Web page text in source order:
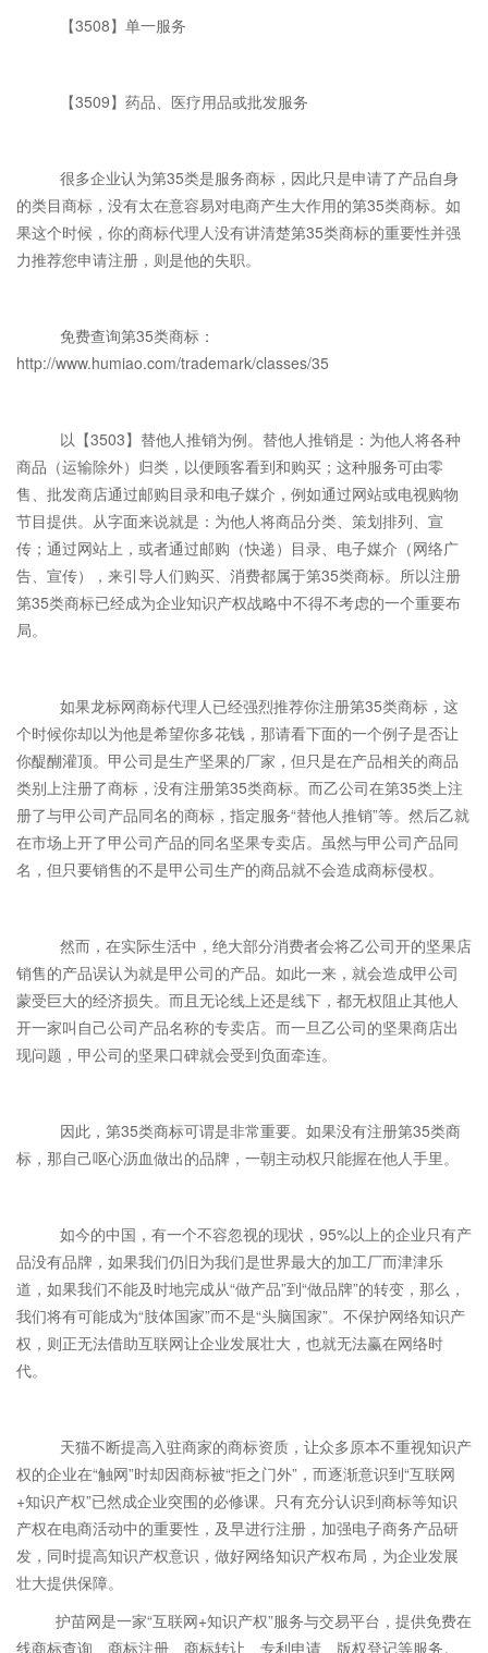
【3508】单一服务
【3509】药品、医疗用品或批发服务
很多企业认为第35类是服务商标，因此只是申请了产品自身
的类目商标，没有太在意容易对电商产生大作用的第35类商标。如
果这个时候，你的商标代理人没有讲清楚第35类商标的重要性并强
力推荐您申请注册，则是他的失职。
免费查询第35类商标：
http://www.humiao.com/trademark/classes/35
以【3503】替他人推销为例。替他人推销是：为他人将各种
商品（运输除外）归类，以便顾客看到和购买；这种服务可由零
售、批发商店通过邮购目录和电子媒介，例如通过网站或电视购物
节目提供。从字面来说就是：为他人将商品分类、策划排列、宣
传；通过网站上，或者通过邮购（快递）目录、电子媒介（网络广
告、宣传），来引导人们购买、消费都属于第35类商标。所以注册
第35类商标已经成为企业知识产权战略中不得不考虑的一个重要布
局。
如果龙标网商标代理人已经强烈推荐你注册第35类商标，这
个时候你却以为他是希望你多花钱，那请看下面的一个例子是否让
你醍醐灌顶。甲公司是生产坚果的厂家，但只是在产品相关的商品
类别上注册了商标，没有注册第35类商标。而乙公司在第35类上注
册了与甲公司产品同名的商标，指定服务“替他人推销”等。然后乙就
在市场上开了甲公司产品的同名坚果专卖店。虽然与甲公司产品同
名，但只要销售的不是甲公司生产的商品就不会造成商标侵权。
然而，在实际生活中，绝大部分消费者会将乙公司开的坚果店
销售的产品误认为就是甲公司的产品。如此一来，就会造成甲公司
蒙受巨大的经济损失。而且无论线上还是线下，都无权阻止其他人
开一家叫自己公司产品名称的专卖店。而一旦乙公司的坚果商店出
现问题，甲公司的坚果口碑就会受到负面牵连。
因此，第35类商标可谓是非常重要。如果没有注册第35类商
标，那自己呕心沥血做出的品牌，一朝主动权只能握在他人手里。
如今的中国，有一个不容忽视的现状，95%以上的企业只有产
品没有品牌，如果我们仍旧为我们是世界最大的加工厂而津津乐
道，如果我们不能及时地完成从“做产品”到“做品牌”的转变，那么，
我们将有可能成为“肢体国家”而不是“头脑国家”。不保护网络知识产
权，则正无法借助互联网让企业发展壮大，也就无法赢在网络时
代。
天猫不断提高入驻商家的商标资质，让众多原本不重视知识产
权的企业在“触网”时却因商标被“拒之门外”，而逐渐意识到“互联网
+知识产权”已然成企业突围的必修课。只有充分认识到商标等知识
产权在电商活动中的重要性，及早进行注册，加强电子商务产品研
发，同时提高知识产权意识，做好网络知识产权布局，为企业发展
壮大提供保障。
护苗网是一家“互联网+知识产权”服务与交易平台，提供免费在
线商标查询、商标注册、商标转让、专利申请、版权登记等服务。